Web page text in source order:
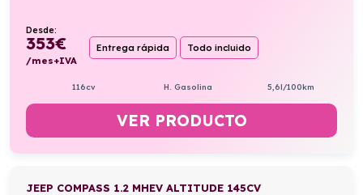
Desde:
353€
/mes+IVA
Entrega rápida Todo incluido
116cv H. Gasolina 5,6l/100km
VER PRODUCTO
JEEP COMPASS 1.2 MHEV ALTITUDE 145CV